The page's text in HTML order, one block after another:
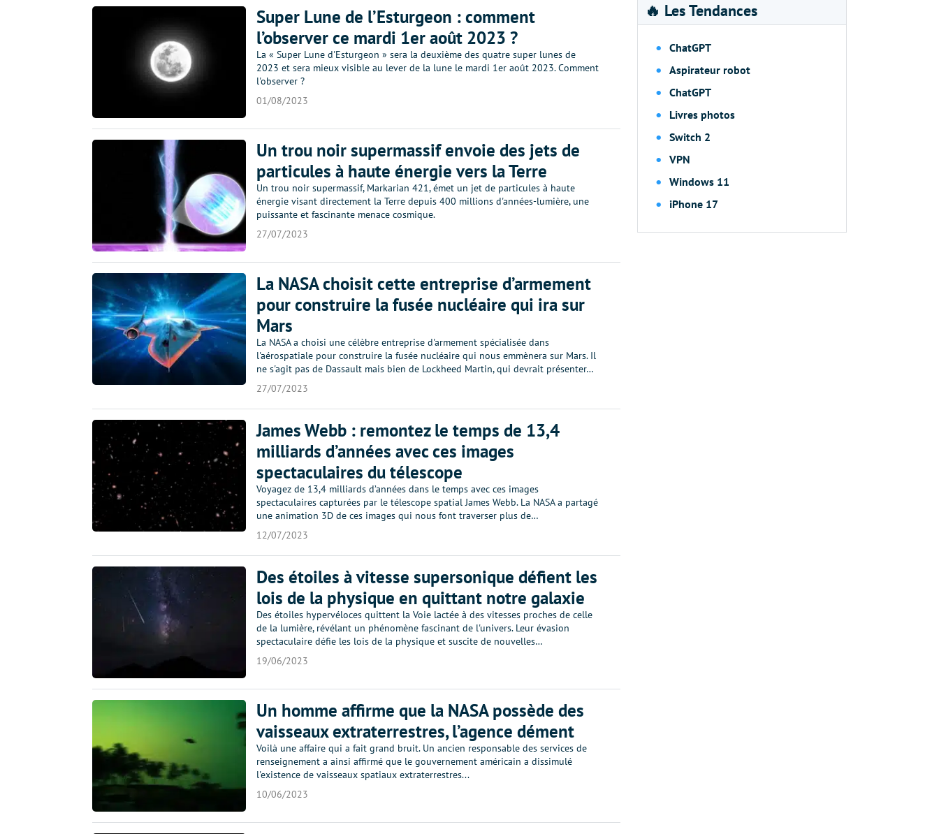
Super Lune de l’Esturgeon : comment
l’observer ce mardi 1er août 2023 ?
La « Super Lune d'Esturgeon » sera la deuxième des quatre super lunes de
2023 et sera mieux visible au lever de la lune le mardi 1er août 2023. Comment
l'observer ?
01/08/2023
Un trou noir supermassif envoie des jets de
particules à haute énergie vers la Terre
Un trou noir supermassif, Markarian 421, émet un jet de particules à haute
énergie visant directement la Terre depuis 400 millions d'années-lumière, une
puissante et fascinante menace cosmique.
27/07/2023
La NASA choisit cette entreprise d’armement
pour construire la fusée nucléaire qui ira sur
Mars
La NASA a choisi une célèbre entreprise d'armement spécialisée dans
l'aérospatiale pour construire la fusée nucléaire qui nous emmènera sur Mars. Il
ne s'agit pas de Dassault mais bien de Lockheed Martin, qui devrait présenter…
27/07/2023
James Webb : remontez le temps de 13,4
milliards d’années avec ces images
spectaculaires du télescope
Voyagez de 13,4 milliards d’années dans le temps avec ces images
spectaculaires capturées par le télescope spatial James Webb. La NASA a partagé
une animation 3D de ces images qui nous font traverser plus de…
12/07/2023
Des étoiles à vitesse supersonique défient les
lois de la physique en quittant notre galaxie
Des étoiles hypervéloces quittent la Voie lactée à des vitesses proches de celle
de la lumière, révélant un phénomène fascinant de l'univers. Leur évasion
spectaculaire défie les lois de la physique et suscite de nouvelles…
19/06/2023
Un homme affirme que la NASA possède des
vaisseaux extraterrestres, l’agence dément
Voilà une affaire qui a fait grand bruit. Un ancien responsable des services de
renseignement a ainsi affirmé que le gouvernement américain a dissimulé
l'existence de vaisseaux spatiaux extraterrestres...
10/06/2023
🔥 Les Tendances
ChatGPT
Aspirateur robot
ChatGPT
Livres photos
Switch 2
VPN
Windows 11
iPhone 17